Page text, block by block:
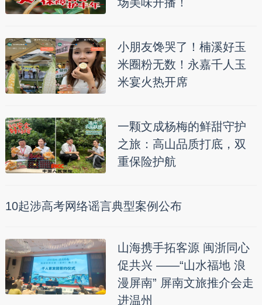
小朋友馋哭了！楠溪好玉
米圈粉无数！永嘉千人玉
米宴火热开席
一颗文成杨梅的鲜甜守护
之旅：高山品质打底，双
重保险护航
10起涉高考网络谣言典型案例公布
山海携手拓客源 闽浙同心
促共兴 ——“山水福地 浪
漫屏南” 屏南文旅推介会走
进温州